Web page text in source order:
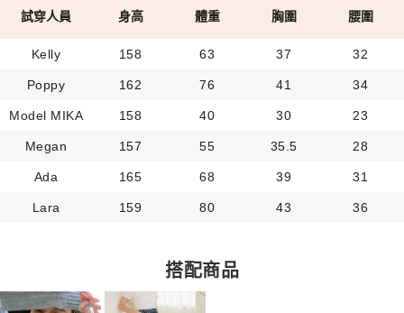
試穿人員 身高 體重 胸圍 腰圍
Kelly 158 63 37 32
Poppy 162 76 41 34
Model MIKA 158 40 30 23
Megan 157 55 35.5 28
Ada 165 68 39 31
Lara 159 80 43 36
搭配商品